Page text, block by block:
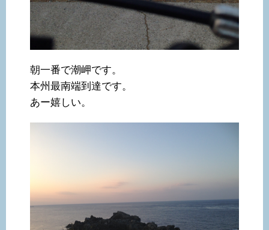
朝一番で潮岬です。
本州最南端到達です。
あー嬉しい。